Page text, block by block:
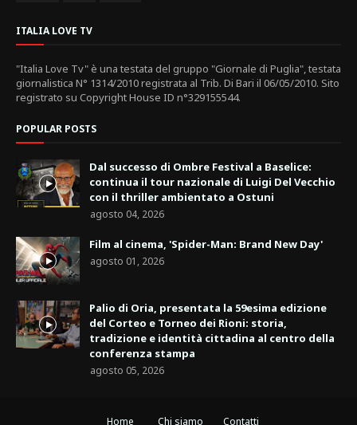
ITALIA LOVE TV
"Italia Love Tv" è una testata del gruppo "Giornale di Puglia", testata
giornalistica N° 1314/2010 registrata al Trib. Di Bari il 06/05/2010. Sito
registrato su Copyright House ID n°329155544.
POPULAR POSTS
Dal successo di Ombre Festival a Baselice:
continua il tour nazionale di Luigi Del Vecchio
con il thriller ambientato a Ostuni
agosto 04, 2026
Film al cinema, 'Spider-Man: Brand New Day'
agosto 01, 2026
Palio di Oria, presentata la 59esima edizione
del Corteo e Torneo dei Rioni: storia,
tradizione e identità cittadina al centro della
conferenza stampa
agosto 05, 2026
Home Chi siamo Contatti